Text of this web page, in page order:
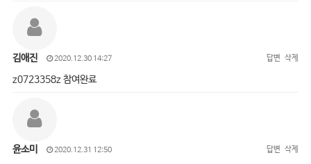
김애진 2020.12.30 14:27 답변 삭제
z0723358z 참여완료
윤소미 2020.12.31 12:50 답변 삭제